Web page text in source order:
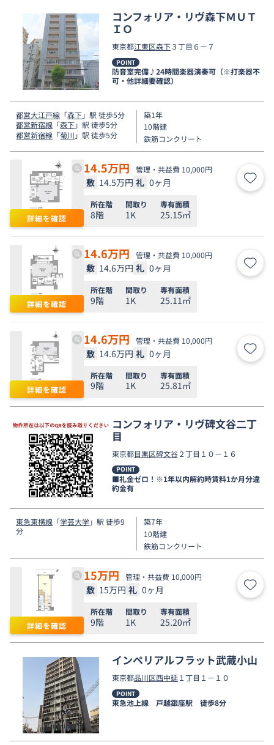
コンフォリア・リヴ森下ＭＵＴ
ＩＯ
東京都江東区森下３丁目６－７
POINT
防音室完備♪24時間楽器演奏可（※打楽器不
可・他詳細要確認）
都営大江戸線 「森下」駅 徒歩5分
都営新宿線 「森下」駅 徒歩5分
都営新宿線 「菊川 」駅 徒歩5分
築1年
10階建
鉄筋コンクリート
詳細を確認
14.5万円 管理・共益費 10,000円
敷 14.5万円 礼 0ヶ月 お気
所在階
8階
間取り
1K
専有面積
25.15㎡
詳細を確認
14.6万円 管理・共益費 10,000円
敷 14.6万円 礼 0ヶ月 お気
所在階
9階
間取り
1K
専有面積
25.11㎡
詳細を確認
14.6万円 管理・共益費 10,000円
敷 14.6万円 礼 0ヶ月 お気
所在階
9階
間取り
1K
専有面積
25.81㎡
コンフォリア・リヴ碑文谷二丁
目
東京都目黒区碑文谷２丁目１０－１６
POINT
■礼金ゼロ！※1年以内解約時賃料1か月分違
約金有
東急東横線 「学芸大学」駅 徒歩9
分
築7年
10階建
鉄筋コンクリート
詳細を確認
15万円 管理・共益費 10,000円
敷 15万円 礼 0ヶ月 お気
所在階
9階
間取り
1K
専有面積
25.20㎡
インペリアルフラット武蔵小山
東京都品川区西中延１丁目１－１０
POINT
東急池上線 戸越銀座駅 徒歩8分